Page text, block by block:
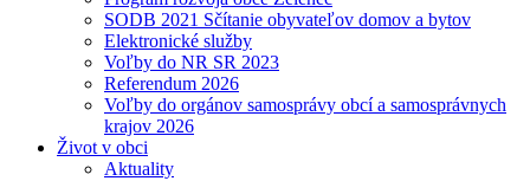
SODB 2021 Sčítanie obyvateľov domov a bytov
Elektronické služby
Voľby do NR SR 2023
Referendum 2026
Voľby do orgánov samosprávy obcí a samosprávnych
krajov 2026
Život v obci
Aktuality